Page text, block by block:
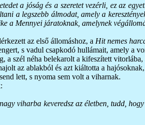
a jóság és a szeretet vezérli, ez az
a legszebb álmodat, amely a
a Mennyei járatoknak, amelynek
az első állomáshoz, a Hit nemes
s vadul csapkodó hullámait, amely a
a szél néha belekarolt a kifeszített
az ablakból és azt kiáltotta a
lett, s nyoma sem volt a viharnak.
viharba keveredsz az életben, tudd,